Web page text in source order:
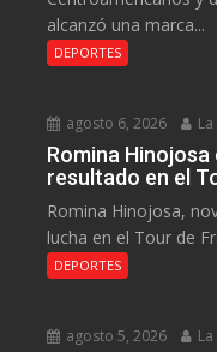
alcanzó una marca...
DEPORTES
agosto 6, 2026
Romina
resultado en el
Romina Hinojosa,
lucha en el Tour de
DEPORTES
agosto 5, 2026